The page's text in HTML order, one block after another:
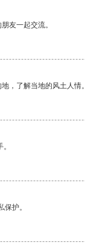
友一起交流。
，了解当地的风土人情。
护。